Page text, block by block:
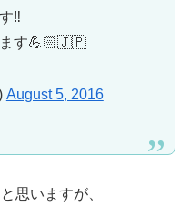
‼︎
ます💪🏻🇯🇵
August 5, 2016
思いますが、